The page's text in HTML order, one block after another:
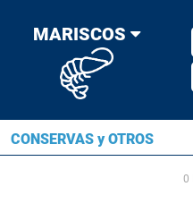
MARISCOS
CONSERVAS y OTROS
0